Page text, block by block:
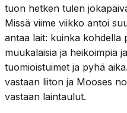
tuon hetken tulen
Missä viime viikko antoi
antaa lait: kuinka kohdella
muukalaisia ja heikoimpia
tuomioistuimet ja pyhä
vastaan liiton ja Mooses
vastaan laintaulut.